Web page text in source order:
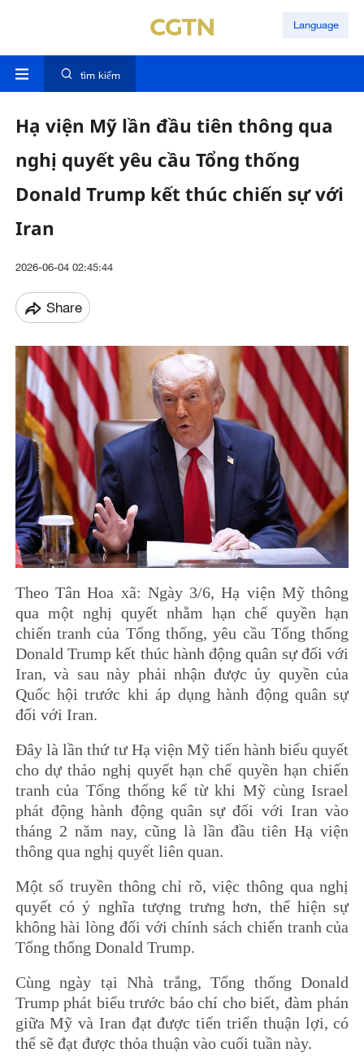
Language
tìm kiếm
Hạ viện Mỹ lần đầu tiên thông qua
nghị quyết yêu cầu Tổng thống
Donald Trump kết thúc chiến sự với
Iran
2026-06-04 02:45:44
Share
Theo Tân Hoa xã: Ngày 3/6, Hạ viện Mỹ thông
qua một nghị quyết nhằm hạn chế quyền hạn
chiến tranh của Tổng thống, yêu cầu Tổng thống
Donald Trump kết thúc hành động quân sự đối với
Iran, và sau này phải nhận được ủy quyền của
Quốc hội trước khi áp dụng hành động quân sự
đối với Iran.
Đây là lần thứ tư Hạ viện Mỹ tiến hành biểu quyết
cho dự thảo nghị quyết hạn chế quyền hạn chiến
tranh của Tổng thống kể từ khi Mỹ cùng Israel
phát động hành động quân sự đối với Iran vào
tháng 2 năm nay, cũng là lần đầu tiên Hạ viện
thông qua nghị quyết liên quan.
Một số truyền thông chỉ rõ, việc thông qua nghị
quyết có ý nghĩa tượng trưng hơn, thể hiện sự
không hài lòng đối với chính sách chiến tranh của
Tổng thống Donald Trump.
Cùng ngày tại Nhà trắng, Tổng thống Donald
Trump phát biểu trước báo chí cho biết, đàm phán
giữa Mỹ và Iran đạt được tiến triển thuận lợi, có
thể sẽ đạt được thỏa thuận vào cuối tuần này.